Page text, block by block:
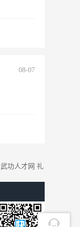
08-07
武功人才网 礼